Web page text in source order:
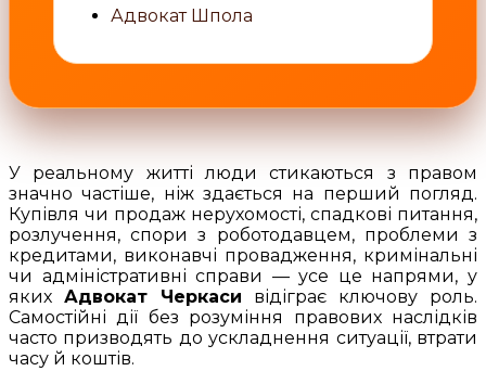
Адвокат Шпола
У реальному житті люди стикаються з правом
значно частіше, ніж здається на перший погляд.
Купівля чи продаж нерухомості, спадкові питання,
розлучення, спори з роботодавцем, проблеми з
кредитами, виконавчі провадження, кримінальні
чи адміністративні справи — усе це напрями, у
яких Адвокат Черкаси відіграє ключову роль.
Самостійні дії без розуміння правових наслідків
часто призводять до ускладнення ситуації, втрати
часу й коштів.